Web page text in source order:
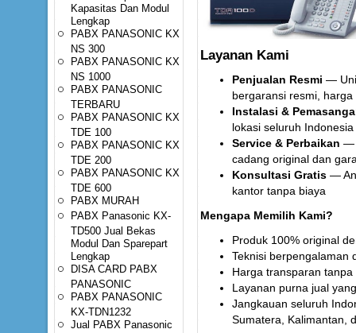
Kapasitas Dan Modul
Lengkap
PABX PANASONIC KX
NS 300
PABX PANASONIC KX
NS 1000
PABX PANASONIC
TERBARU
PABX PANASONIC KX
TDE 100
PABX PANASONIC KX
TDE 200
PABX PANASONIC KX
TDE 600
PABX MURAH
PABX Panasonic KX-
TD500 Jual Bekas
Modul Dan Sparepart
Lengkap
DISA CARD PABX
PANASONIC
PABX PANASONIC
KX-TDN1232
Jual PABX Panasonic
Layanan Kami
Penjualan Resmi —
bergaransi resmi, harga
Instalasi &
lokasi seluruh Indonesia
Service & Perbaikan —
cadang original dan
Konsultasi Gratis—
kantor tanpa biaya
Mengapa Memilih Kami?
Produk 100% original
Teknisi berpengalaman
Harga transparan
Layanan purna jual
Jangkauan seluruh
Sumatera, Kalimantan,